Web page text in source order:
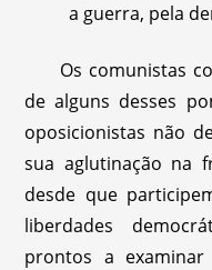
a guerra, pela
Os comunistas
de alguns desses
oposicionistas não
sua aglutinação na
desde que
liberdades
prontos a